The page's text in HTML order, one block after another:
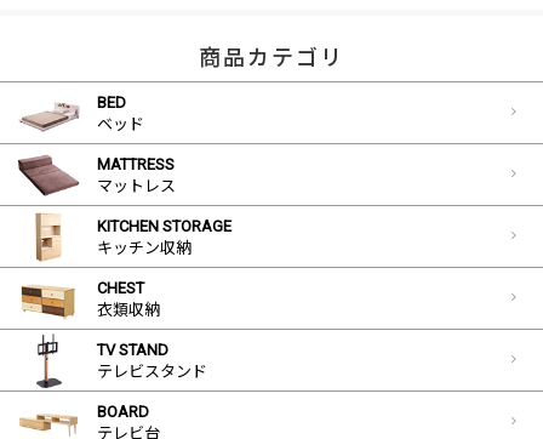
商品カテゴリ
BED
ベッド
MATTRESS
マットレス
KITCHEN STORAGE
キッチン収納
CHEST
衣類収納
TV STAND
テレビスタンド
BOARD
テレビ台